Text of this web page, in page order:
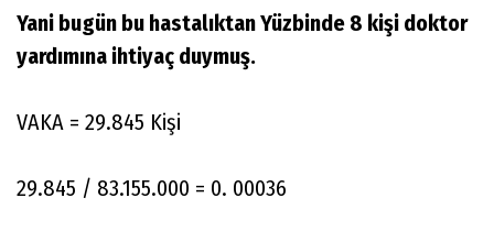
Yani bugün bu hastalıktan Yüzbinde 8 kişi doktor
yardımına ihtiyaç duymuş.
VAKA = 29.845 Kişi
29.845 / 83.155.000 = 0. 00036